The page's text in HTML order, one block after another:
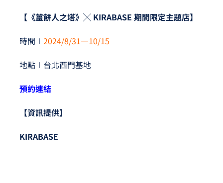
【《薑餅人之塔》╳ KIRABASE 期間限定主題店】
時間∣ 2024/8/31—10/15
地點∣台北西門基地
預約連結
【資訊提供】
KIRABASE